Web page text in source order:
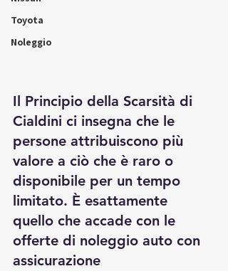
Toyota
Noleggio
Il Principio della Scarsità di
Cialdini ci insegna che le
persone attribuiscono più
valore a ciò che è raro o
disponibile per un tempo
limitato. È esattamente
quello che accade con le
offerte di noleggio auto con
assicurazione